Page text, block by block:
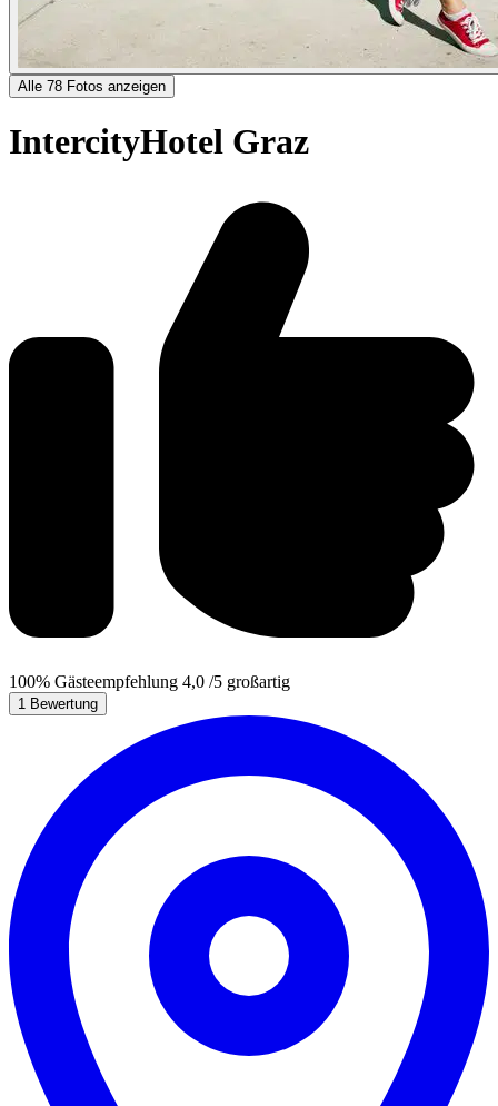
Alle 78 Fotos anzeigen
IntercityHotel Graz
100% Gästeempfehlung 4,0 /5 großartig
1 Bewertung